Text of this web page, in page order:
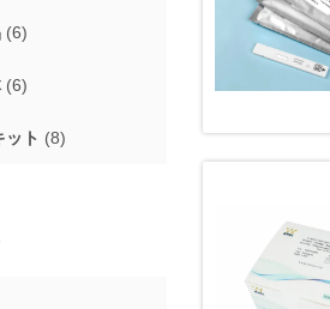
(6)
(6)
ト (8)